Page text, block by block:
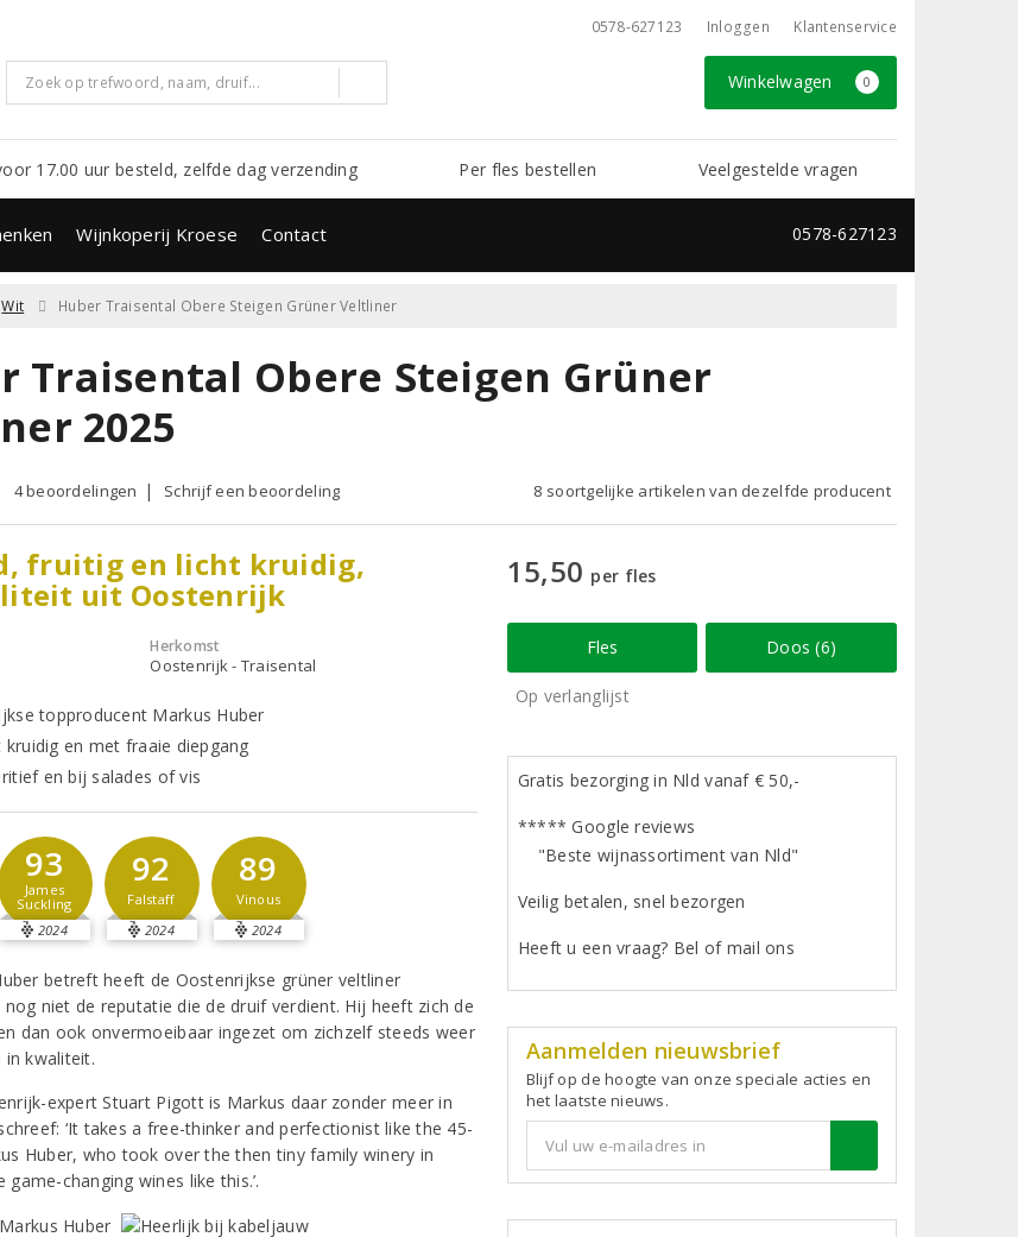
0578-627123 Inloggen Klantenservice
Winkelwagen 0
17.00 uur besteld, zelfde dag verzending Per fles bestellen Veelgestelde vragen
Wijnkoperij Kroese Contact 0578-627123
Wit Huber Traisental Obere Steigen Grüner Veltliner
Traisental Obere Steigen Grüner
2025
4 beoordelingen Schrijf een beoordeling 8 soortgelijke artikelen van dezelfde producent
fruitig en licht kruidig,
uit Oostenrijk
Herkomst
Oostenrijk - Traisental
topproducent Markus Huber
kruidig en met fraaie diepgang
en bij salades of vis
93
James
Suckling
2024
92
Falstaff
2024
89
Vinous
2024
betreft heeft de Oostenrijkse grüner veltliner
niet de reputatie die de druif verdient. Hij heeft zich de
dan ook onvermoeibaar ingezet om zichzelf steeds weer
kwaliteit.
expert Stuart Pigott is Markus daar zonder meer in
‘It takes a free-thinker and perfectionist like the 45-
Huber, who took over the then tiny family winery in
game-changing wines like this.’.
15,50 per fles
Fles Doos (6)
Op verlanglijst
Gratis bezorging in Nld vanaf € 50,-
***** Google reviews
"Beste wijnassortiment van Nld"
Veilig betalen, snel bezorgen
Heeft u een vraag? Bel of mail ons
Aanmelden nieuwsbrief
Blijf op de hoogte van onze speciale acties en
het laatste nieuws.